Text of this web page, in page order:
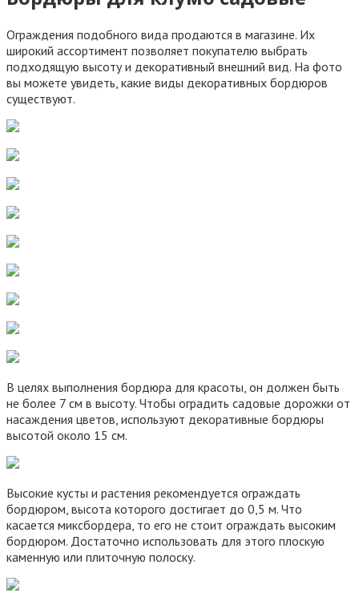
Ограждения подобного вида продаются в магазине. Их
широкий ассортимент позволяет покупателю выбрать
подходящую высоту и декоративный внешний вид. На фото
вы можете увидеть, какие виды декоративных бордюров
существуют.
В целях выполнения бордюра для красоты, он должен быть
не более 7 см в высоту. Чтобы оградить садовые дорожки от
насаждения цветов, используют декоративные бордюры
высотой около 15 см.
Высокие кусты и растения рекомендуется ограждать
бордюром, высота которого достигает до 0,5 м. Что
касается миксбордера, то его не стоит ограждать высоким
бордюром. Достаточно использовать для этого плоскую
каменную или плиточную полоску.